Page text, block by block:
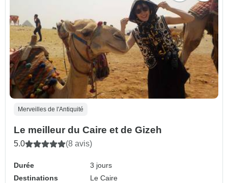
Merveilles de l'Antiquité
Le meilleur du Caire et de Gizeh
5.0 (8 avis)
Durée
3 jours
Destinations
Le Caire